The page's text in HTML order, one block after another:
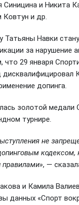
Синицина и Никита
Ковтун и др.
Татьяны Навки
за нарушение
что 29 января
допинга.
золотой медали
турнире.
не
кодексом,
, —
и Камила
данных «Спорт